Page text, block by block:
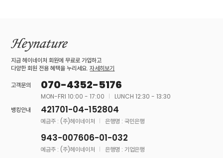
지금 헤이네이처 회원에 무료로 가입하고
다양한 회원 전용 혜택을 누리세요.자세히보기
고객문의
070-4352-5176
MON-FRI 10:00 - 17:00
LUNCH 12:30 - 13:30
뱅킹안내
421701-04-152804
예금주 : (주)헤이네이처 은행명 : 국민은행
943-007606-01-032
예금주 : (주)헤이네이처 은행명 : 기업은행